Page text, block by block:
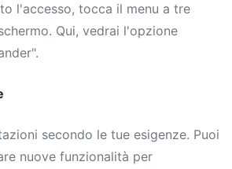
l'accesso, tocca il menu a tre
Qui, vedrai l'opzione
secondo le tue esigenze. Puoi
nuove funzionalità per